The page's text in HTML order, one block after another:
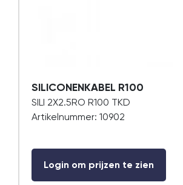
SILICONENKABEL R100
SILI 2X2.5RO R100 TKD
Artikelnummer: 10902
Login om prijzen te zien